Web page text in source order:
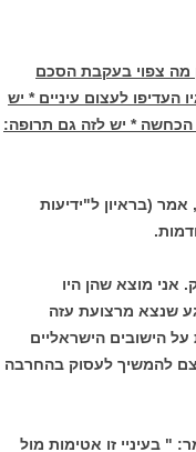
מה צפוי בעקבת הסכם
העדיפו לעצום עיניים * יש
הכחשה * יש לזה גם תרופה:
(בראיון ל"ידיעות
אני מוצא שהן היו
שנצא מרצועת עזה
הישובים הישראליים
להמשיך לעסוק בהחרבה
בעיניי זו אטימות מול